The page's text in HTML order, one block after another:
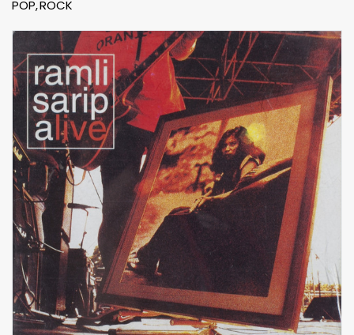
POP ROCK